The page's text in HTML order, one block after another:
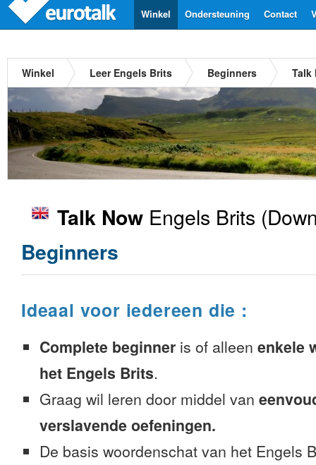
Contact
Ondersteuning
Winkel
Winkel Leer Engels Brits Beginners Talk
Talk Now Engels Brits
Beginners
Ideaal voor iedereen die :
Complete beginner is of alleen enkele
het Engels Brits.
Graag wil leren door middel van
verslavende oefeningen.
De basis woordenschat van het Engels